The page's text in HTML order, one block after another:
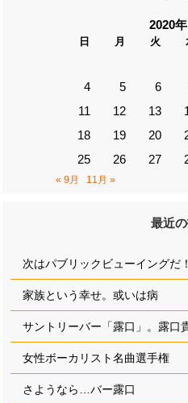
2020年
日 月 火
4
5 6
11
12 13
18
19 20
25
26 27
« 9月 11月 »
最近
次はパブリックビューイングだ！
家族という幸せ。或いは病
サントリーバー「露口」。露口
女性ボーカリスト名曲選手権
さようなら…バー露口